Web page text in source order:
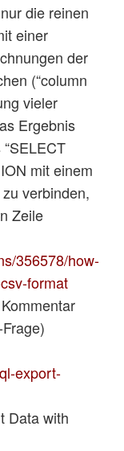
die reinen
einer
der
(“column
vieler
Ergebnis
mit einem
verbinden,
Zeile
356578/how-
format
export-
Data with